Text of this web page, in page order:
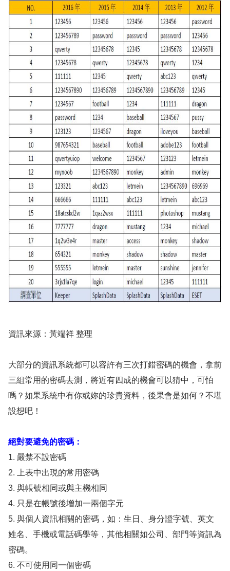
資訊來源：黃端祥 整理
大部分的資訊系統都可以容許有三次打錯密碼的機會，拿前
三組常用的密碼去測，將近有四成的機會可以猜中，可怕
嗎？如果系統中有你或妳的珍貴資料，後果會是如何？不堪
設想吧！
絕對要避免的密碼：
1. 嚴禁不設密碼
2. 上表中出現的常用密碼
3. 與帳號相同或與主機相同
4. 只是在帳號後增加一兩個字元
5. 與個人資訊相關的密碼，如：生日、身分證字號、英文
姓名、手機或電話碼學等，其他相關如公司、部門等資訊為
密碼。
6. 不可使用同一個密碼